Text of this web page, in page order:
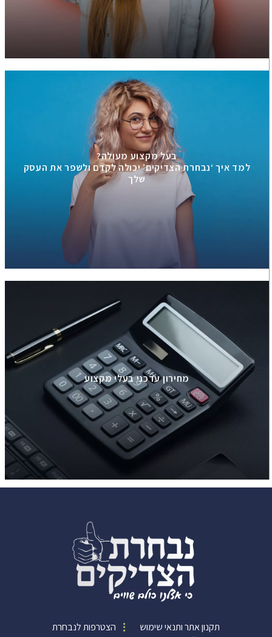
בעל מקצוע מעולה?
למד איך ‘נבחרת הצדיקים’ יכולה לקדם ולשפר את העסק
שלך
מחירון עדכני בעלי מקצוע
תקנון אתר ותנאי שימוש
הצטרפות לנבחרת